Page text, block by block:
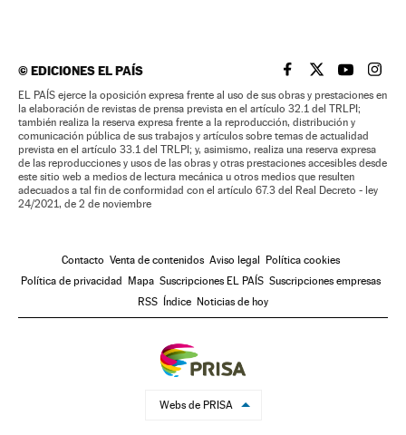
©EDICIONES EL PAÍS EL PAÍS BRASIL EN
EL PAÍSEL PAÍS
EL
EL PAÍS ejerce la oposición expresa frente al uso de sus obras y prestaciones en
la elaboración de revistas de prensa prevista en el artículo 32.1 del TRLPI;
también realiza la reserva expresa frente a la reproducción, distribución y
comunicación pública de sus trabajos y artículos sobre temas de actualidad
prevista en el artículo 33.1 del TRLPI; y, asimismo, realiza una reserva expresa
de las reproducciones y usos de las obras y otras prestaciones accesibles desde
este sitio web a medios de lectura mecánica u otros medios que resulten
adecuados a tal fin de conformidad con el artículo 67.3 del Real Decreto - ley
24/2021, de 2 de noviembre
Contacto Venta de contenidos Aviso legal
Política cookies
Política de privacidad
Mapa Suscripciones EL PAÍS Suscripciones empresas
RSS
Índice Noticias de hoy
Webs de PRISA